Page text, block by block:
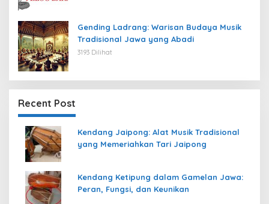
Gending Ladrang: Warisan Budaya Musik
Tradisional Jawa yang Abadi
3193 Dilihat
Recent Post
Kendang Jaipong: Alat Musik Tradisional
yang Memeriahkan Tari Jaipong
Kendang Ketipung dalam Gamelan Jawa:
Peran, Fungsi, dan Keunikan